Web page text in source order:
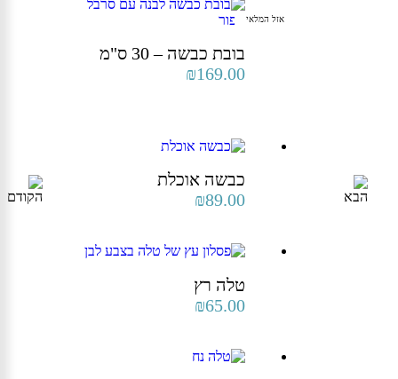
משתנה עם השנים.
בובת כבשה – 30 ס"מ
₪169.00
כבשה אוכלת
₪89.00
טלה רץ
אזל המלאי
₪65.00